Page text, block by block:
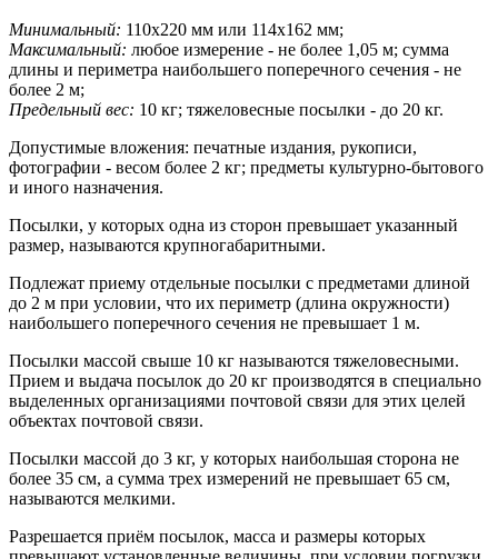
Минимальный: 110х220 мм или 114х162 мм;
Максимальный: любое измерение - не более 1,05 м; сумма
длины и периметра наибольшего поперечного сечения - не
более 2 м;
Предельный вес: 10 кг; тяжеловесные посылки - до 20 кг.
Допустимые вложения: печатные издания, рукописи,
фотографии - весом более 2 кг; предметы культурно-бытового
и иного назначения.
Посылки, у которых одна из сторон превышает указанный
размер, называются крупногабаритными.
Подлежат приему отдельные посылки с предметами длиной
до 2 м при условии, что их периметр (длина окружности)
наибольшего поперечного сечения не превышает 1 м.
Посылки массой свыше 10 кг называются тяжеловесными.
Прием и выдача посылок до 20 кг производятся в специально
выделенных организациями почтовой связи для этих целей
объектах почтовой связи.
Посылки массой до 3 кг, у которых наибольшая сторона не
более 35 см, а сумма трех измерений не превышает 65 см,
называются мелкими.
Разрешается приём посылок, масса и размеры которых